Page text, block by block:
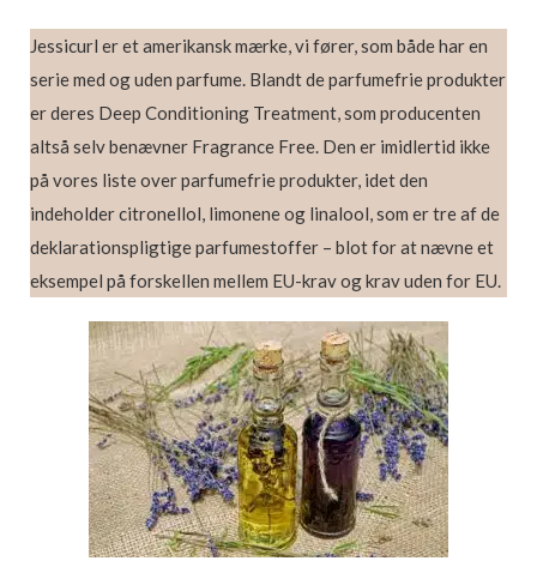
Jessicurl er et amerikansk mærke, vi fører, som både har en
serie med og uden parfume. Blandt de parfumefrie produkter
er deres Deep Conditioning Treatment, som producenten
altså selv benævner Fragrance Free. Den er imidlertid ikke
på vores liste over parfumefrie produkter, idet den
indeholder citronellol, limonene og linalool, som er tre af de
deklarationspligtige parfumestoffer – blot for at nævne et
eksempel på forskellen mellem EU-krav og krav uden for EU.